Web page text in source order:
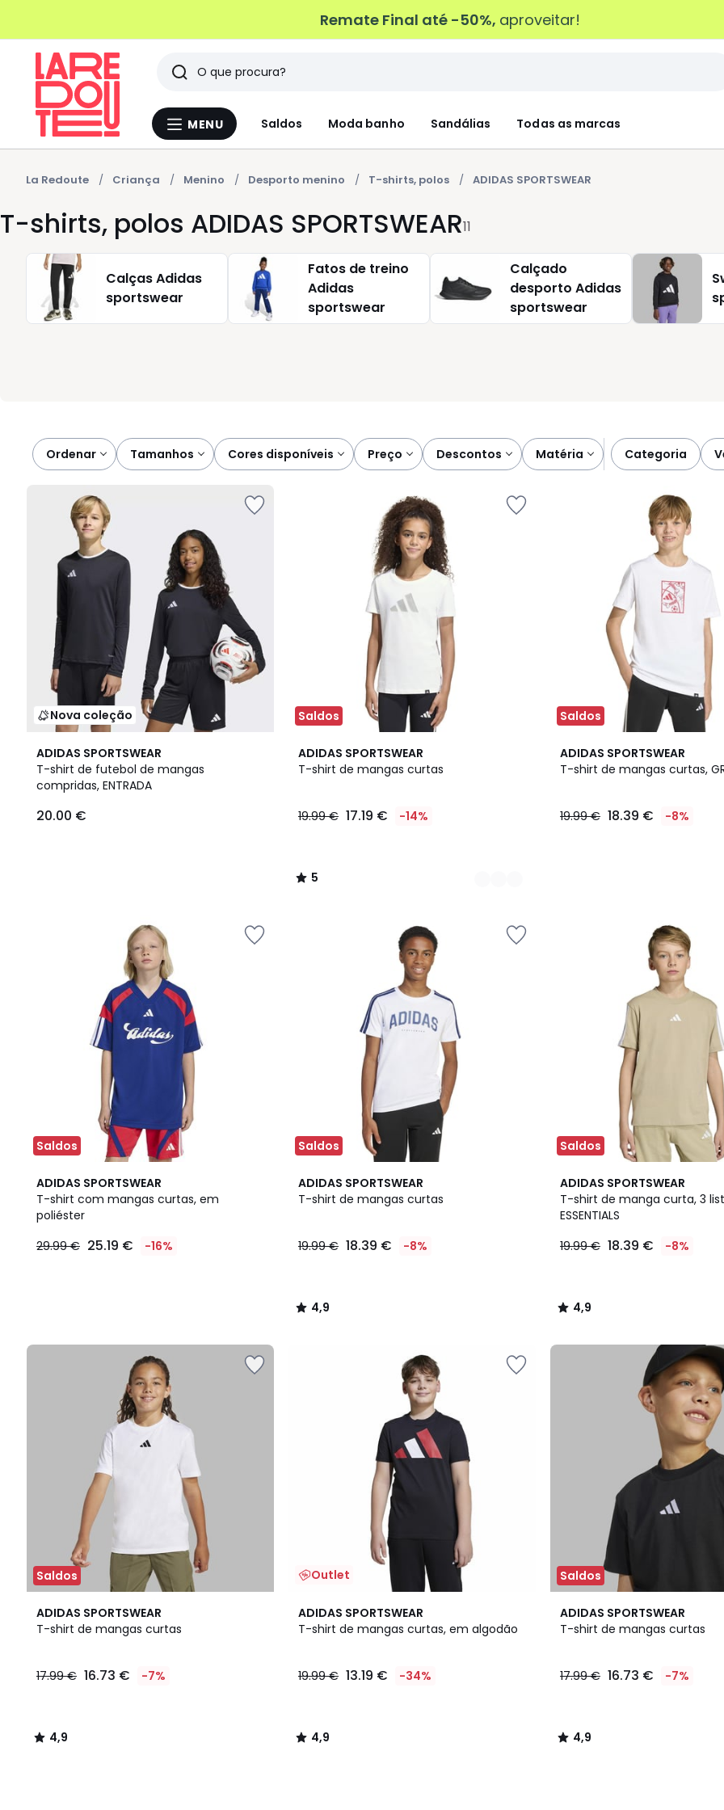
Remate Final até -50%, aproveitar!
Menu
MENU Saldos Moda banho Sandálias Todas as marcas
Pesquisar
Últimos
artigos
vistos
La Redoute Criança Menino Desporto menino T-shirts, polos ADIDAS SPORTSWEAR
T-shirts, polos ADIDAS SPORTSWEAR11
Calças Adidas
sportswear
Fatos de treino
Adidas
sportswear
Calçado
desporto Adidas
sportswear
Ordenar
tamanhos cores disponíveis preço descontos matéria categoria
Nova coleção
ADIDAS SPORTSWEAR
T-shirt de futebol de mangas
compridas, ENTRADA
€.
20.00 €
Saldos
ADIDAS SPORTSWEAR
T-shirt de mangas curtas
19.99 € 17.19 € -14%
5
/
2
Cores
5
/
Saldos
ADIDAS SPORTSWEAR
T-shirt de mangas curtas,
19.99 € 18.39 € -8%
Saldos
ADIDAS SPORTSWEAR
T-shirt com mangas curtas, em
poliéster
29.99 € 25.19 € -16%
Saldos
ADIDAS SPORTSWEAR
T-shirt de mangas curtas
19.99 € 18.39 € -8%
4,9
/ 5
4,9
/
Saldos
ADIDAS SPORTSWEAR
T-shirt de manga curta, 3
ESSENTIALS
19.99 € 18.39 € -8%
4,9
/ 5
4,9
/
Saldos
ADIDAS SPORTSWEAR
T-shirt de mangas curtas
17.99 € 16.73 € -7%
4,9
/ 5
4,9
/
Outlet
ADIDAS SPORTSWEAR
T-shirt de mangas curtas, em algodão
19.99 € 13.19 € -34%
4,9
/ 5
4,9
/
Saldos
ADIDAS SPORTSWEAR
T-shirt de mangas curtas
17.99 € 16.73 € -7%
4,9
/ 5
2
Cores
4,9
/